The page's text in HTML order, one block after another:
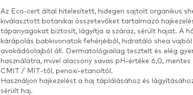
Az Eco-cert által hitelesített, hidegen sajtolt organikus
kiválasztott botanikai összetevőket tartalmazó
tápanyagokat biztosít, lágyítja a száraz, sérült hajat. A
kárápolás babkivonatok fehérjéiből, hidratáló shea
avokádóolajból áll. Dermatológiailag tesztelt és elég
használatra, mivel alacsony savas pH-értéke 6,0,
CMIT / MIT-től, penoxi-etanoltól.
Használjon hajkezelést a haj táplálásához és
sérült haj.